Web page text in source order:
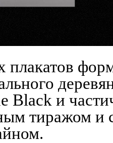
плакатов
Black и
тиражом и